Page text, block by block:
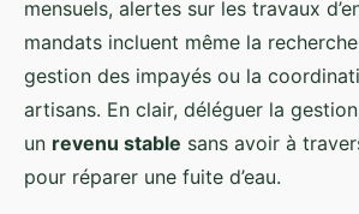
mensuels, alertes sur les travaux
mandats incluent même la
gestion des impayés ou la
artisans. En clair, déléguer la gestion,
un revenu stable sans avoir à
pour réparer une fuite d’eau.